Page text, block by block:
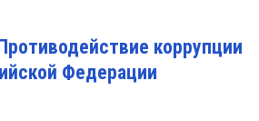
коррупции
Федерации